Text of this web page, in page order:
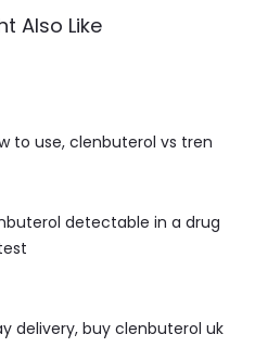
Also Like
to use, clenbuterol vs tren
detectable in a drug
delivery, buy clenbuterol uk